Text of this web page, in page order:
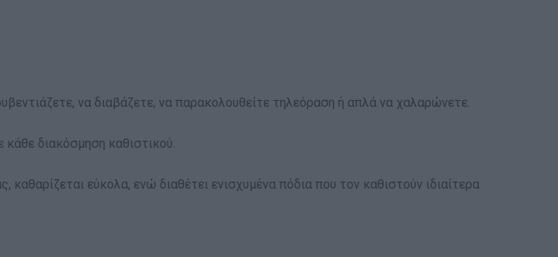
να διαβάζετε, να παρακολουθείτε τηλεόραση ή απλά να χαλαρώνετε.
κάθε διακόσμηση καθιστικού.
εύκολα, ενώ διαθέτει ενισχυμένα πόδια που τον καθιστούν ιδιαίτερα